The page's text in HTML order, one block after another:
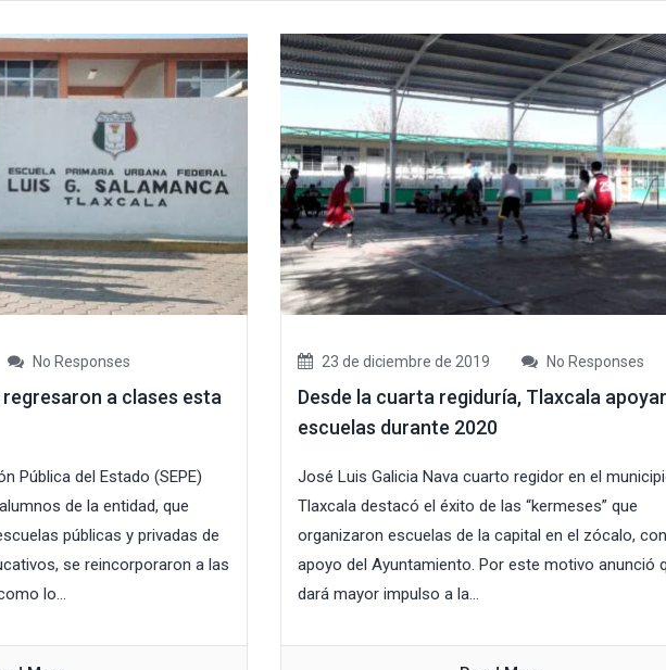
No Responses
a clases esta
Pública del Estado (SEPE)
de la entidad, que
públicas y privadas de
se reincorporaron a las
lo...
23 de diciembre de 2019 No Responses
Desde la cuarta regiduría, Tlaxcala
escuelas durante 2020
José Luis Galicia Nava cuarto regidor en el
Tlaxcala destacó el éxito de las “kermeses” que
organizaron escuelas de la capital en el zócalo, con
apoyo del Ayuntamiento. Por este motivo anunció
dará mayor impulso a la...